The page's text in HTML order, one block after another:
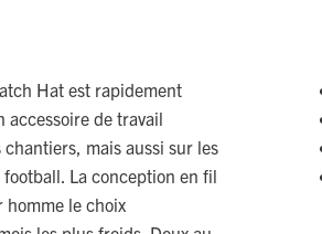
Hat est rapidement
accessoire de travail
mais aussi sur les
La conception en fil
le choix